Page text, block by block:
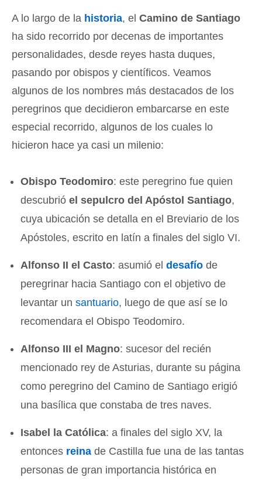
A lo largo de la historia, el Camino de Santiago
ha sido recorrido por decenas de importantes
personalidades, desde reyes hasta duques,
pasando por obispos y científicos. Veamos
algunos de los nombres más destacados de los
peregrinos que decidieron embarcarse en este
especial recorrido, algunos de los cuales lo
hicieron hace ya casi un milenio:
Obispo Teodomiro: este peregrino fue quien
descubrióel sepulcro del Apóstol Santiago,
cuya ubicación se detalla en el Breviario de los
Apóstoles, escrito en latín a finales del siglo VI.
Alfonso II el Casto: asumió eldesafío de
peregrinar hacia Santiago con el objetivo de
levantar unsantuario, luego de que así se lo
recomendara el Obispo Teodomiro.
Alfonso III el Magno: sucesor del recién
mencionado rey de Asturias, durante su página
como peregrino del Camino de Santiago erigió
una basílica que constaba de tres naves.
Isabel la Católica: a finales del siglo XV, la
entonces reina de Castilla fue una de las tantas
personas de gran importancia histórica en